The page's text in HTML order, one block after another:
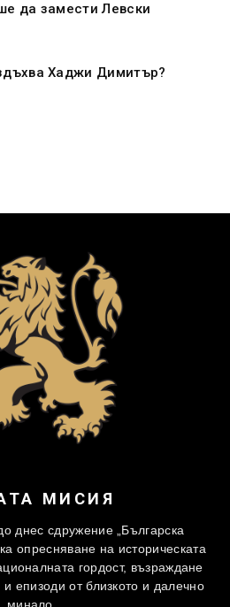
да замести Левски
Хаджи Димитър?
МИСИЯ
днес сдружение „Българска
опресняване на историческата
гордост, възраждане
епизоди от близкото и далечно